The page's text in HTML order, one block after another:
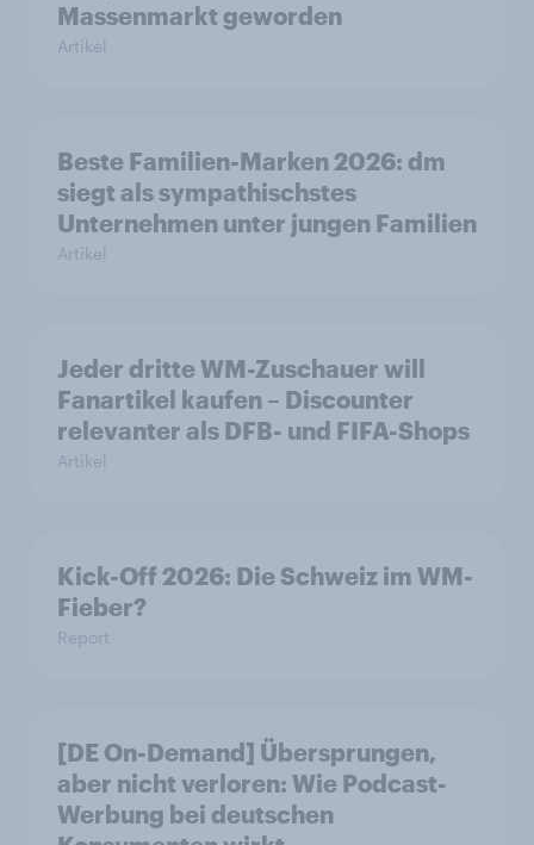
Massenmarkt geworden
Artikel
Beste Familien-Marken 2026: dm
siegt als sympathischstes
Unternehmen unter jungen Familien
Artikel
Jeder dritte WM-Zuschauer will
Fanartikel kaufen – Discounter
relevanter als DFB- und FIFA-Shops
Artikel
Kick-Off 2026: Die Schweiz im WM-
Fieber?​
Report
[DE On-Demand] Übersprungen,
aber nicht verloren: Wie Podcast-
Werbung bei deutschen